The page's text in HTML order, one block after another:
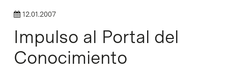
12.01.2007
Impulso al Portal del
Conocimiento